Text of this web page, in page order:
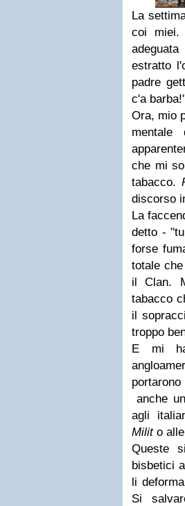
La
coi miei.
estratto
padre
c'a
Ora, mio
che mi
tabacco.
discorso
La
detto -
forse
totale
il Clan.
tabacco
il
troppo
E mi ha
anche
agli
Milito alle
Queste
bisbetici
li
Si